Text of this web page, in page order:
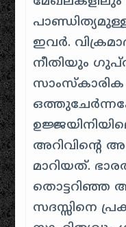
ഇവർ.
നീതിയും
അറിവിന്റെ
മാറിയത്.
തൊട്ടറിഞ്ഞ
സദസ്സിനെ